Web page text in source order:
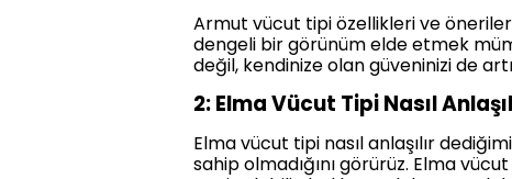
Armut vücut tipi özellikleri ve
dengeli bir görünüm elde etmek
değil, kendinize olan güveninizi de
2: Elma Vücut Tipi Nasıl
Elma vücut tipi nasıl anlaşılır
sahip olmadığını görürüz. Elma